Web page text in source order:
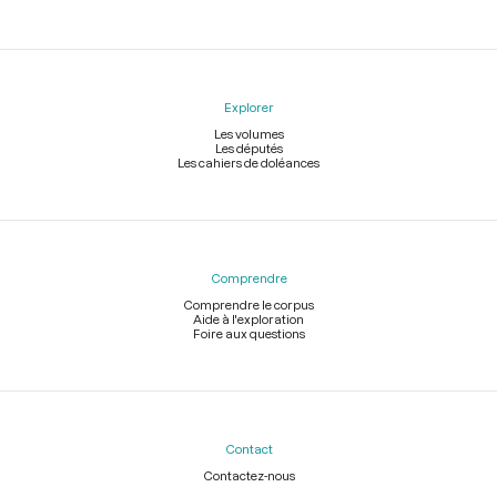
Explorer
Les volumes
Les députés
Les cahiers de doléances
Comprendre
Comprendre le corpus
Aide à l'exploration
Foire aux questions
Contact
Contactez-nous